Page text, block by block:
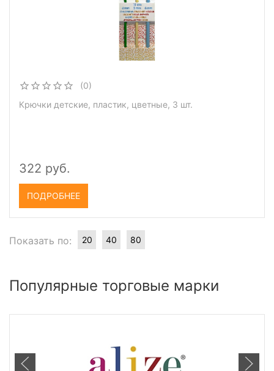
(0)
Крючки детские, пластик, цветные, 3 шт.
322 руб.
ПОДРОБНЕЕ
Показать по: 20 40 80
Популярные торговые марки